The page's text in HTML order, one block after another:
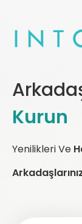
Kurun
Yenilikleri Ve